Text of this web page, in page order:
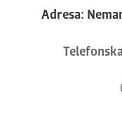
Adresa: